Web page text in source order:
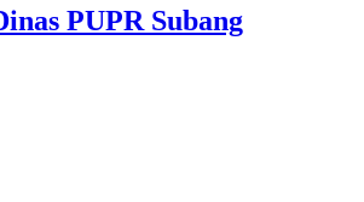
PUPR Subang